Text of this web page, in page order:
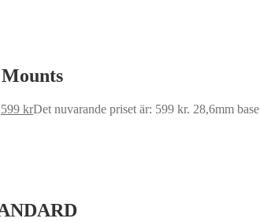
599 krDet nuvarande priset är: 599 kr. 28,6mm base